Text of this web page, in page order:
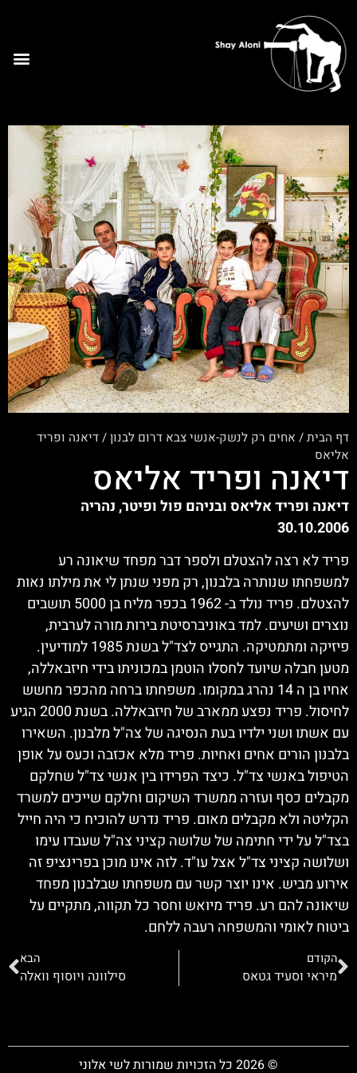
דף הבית/ אחים רק לנשק-אנשי צבא דרום לבנון/דיאנה ופריד
אליאס
דיאנה ופריד אליאס
דיאנה ופריד אליאס ובניהם פול ופיטר, נהריה
30.10.2006
פריד לא רצה להצטלם ולספר דבר מפחד שיאונה רע
למשפחתו שנותרה בלבנון, רק מפני שנתן לי את מילתו נאות
להצטלם. פריד נולד ב- 1962 בכפר מליח בן 5000 תושבים
נוצרים ושיעים. למד באוניברסיטת בירות מורה לערבית,
פיזיקה ומתמטיקה. התגייס לצד"ל בשנת 1985 למודיעין.
מטען חבלה שיועד לחסלו הוטמן במכוניתו בידי חיזבאללה,
אחיו בן ה 14 נהרג במקומו. משפחתו ברחה מהכפר מחשש
לחיסול. פריד נפצע ממארב של חיזבאללה. בשנת 2000 הגיע
עם אשתו ושני ילדיו בעת הנסיגה של צה"ל מלבנון. השאירו
בלבנון הורים אחים ואחיות. פריד מלא אכזבה וכעס על אופן
הטיפול באנשי צד"ל. כיצד הפרידו בין אנשי צד"ל שחלקם
מקבלים כסף ועזרה ממשרד השיקום וחלקם שייכים למשרד
הקליטה ולא מקבלים מאום. פריד נדרש להוכיח כי היה חייל
בצד"ל על ידי חתימה של שלושה קציני צה"ל שעבדו עימו
ושלושה קציני צד"ל אצל עו"ד. לזה אינו מוכן בפרינציפ זה
אירוע מביש. אינו יוצר קשר עם משפחתו שבלבנון מפחד
שיאונה להם רע. פריד מיואש וחסר כל תקווה, מתקיים על
ביטוח לאומי והמשפחה רעבה ללחם.
הקודם
מיראי וסעיד גטאס
הבא
סילוונה ויוסוף וואלה
© 2026 כל הזכויות שמורות לשי אלוני